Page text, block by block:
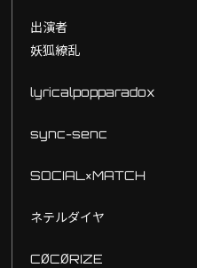
出演者
妖狐繚乱
lyricalpopparadox
sync-senc
SOCIAL×MATCH
ネテルダイヤ
CØCØRIZE